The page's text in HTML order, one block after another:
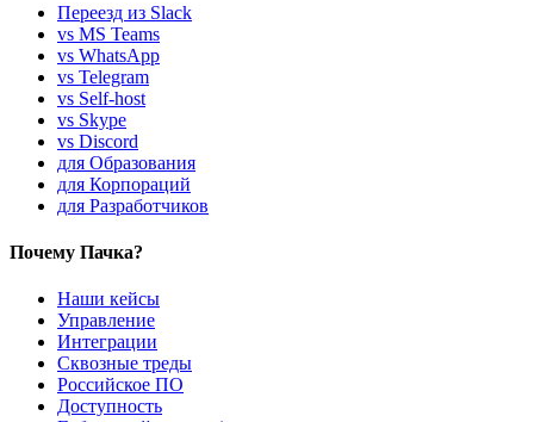
Переезд из Slack
vs MS Teams
vs WhatsApp
vs Telegram
vs Self-host
vs Skype
vs Discord
для Образования
для Корпораций
для Разработчиков
Почему Пачка?
Наши кейсы
Управление
Интеграции
Сквозные треды
Российское ПО
Доступность